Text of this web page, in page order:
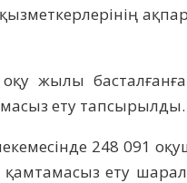
жылы
ету тапсырылды.
248 091
қамтамасыз ету